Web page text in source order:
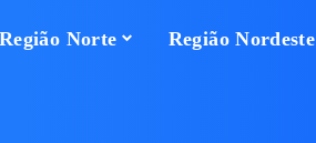
Região Norte Região Nordeste